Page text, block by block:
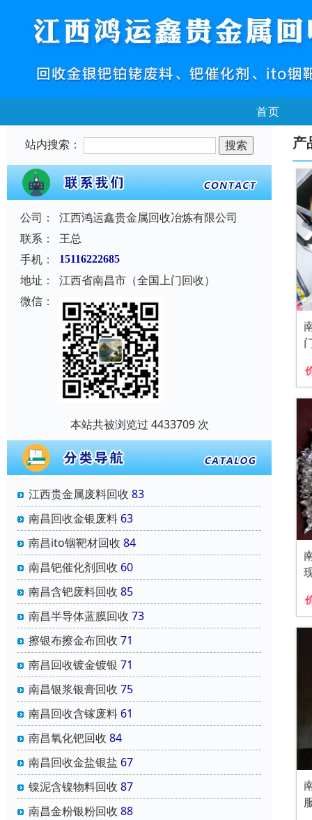
首页
站内搜索：
公司：
江西鸿运鑫贵金属回收冶炼有限公司
联系：
王总
手机：
15116222685
地址：
江西省南昌市（全国上门回收）
微信：
本站共被浏览过 4433709 次
江西贵金属废料回收 83
南昌回收金银废料 63
南昌ito铟靶材回收 84
南昌钯催化剂回收 60
南昌含钯废料回收 85
南昌半导体蓝膜回收 73
擦银布擦金布回收 71
南昌回收镀金镀银 71
南昌银浆银膏回收 75
南昌回收含镓废料 61
南昌氧化钯回收 84
南昌回收金盐银盐 67
镍泥含镍物料回收 87
南昌金粉银粉回收 88
产